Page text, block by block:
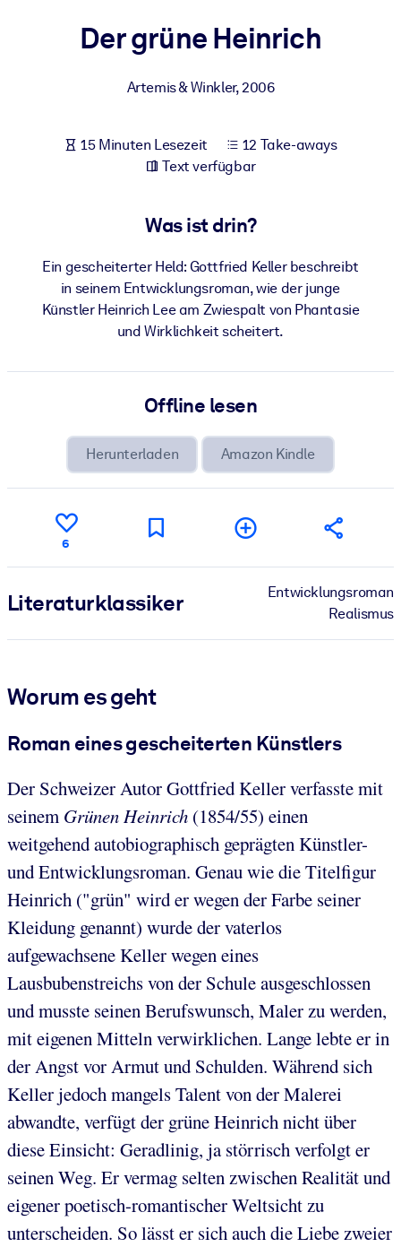
Bauen Sie eine gesunde und resiliente Belegschaft auf.
Integrieren Sie kompaktes, verifiziertes Wissen in Ihr LMS/LXP für
bessere Lernergebnisse.
Bereichern Sie Ihre Unternehmensbibliothek mit
Für KI-Systeme
Nutzen Sie verlässliches, strukturiertes Wissen, um die Ergebnisse
Ihrer KI-Systeme zu optimieren.
Der grüne Heinrich
Artemis & Winkler,2006
15 Minuten Lesezeit
12 Take-aways
Text verfügbar
Was ist drin?
Ein gescheiterter Held: Gottfried Keller beschreibt
in seinem Entwicklungsroman, wie der junge
Künstler Heinrich Lee am Zwiespalt von Phantasie
und Wirklichkeit scheitert.
Offline lesen
Herunterladen Amazon Kindle
6
Literatur­klassiker
Entwicklungsroman
Realismus
Worum es geht
Roman eines gescheiterten Künstlers
Der Schweizer Autor Gottfried Keller verfasste mit
seinem Grünen Heinrich (1854/55) einen
weitgehend autobiographisch geprägten Künstler-
und Entwicklungsroman. Genau wie die Titelfigur
Heinrich ("grün" wird er wegen der Farbe seiner
Kleidung genannt) wurde der vaterlos
aufgewachsene Keller wegen eines
Lausbubenstreichs von der Schule ausgeschlossen
und musste seinen Berufswunsch, Maler zu werden,
mit eigenen Mitteln verwirklichen. Lange lebte er in
der Angst vor Armut und Schulden. Während sich
Keller jedoch mangels Talent von der Malerei
abwandte, verfügt der grüne Heinrich nicht über
diese Einsicht: Geradlinig, ja störrisch verfolgt er
seinen Weg. Er vermag selten zwischen Realität und
eigener poetisch-romantischer Weltsicht zu
unterscheiden. So lässt er sich auch die Liebe zweier